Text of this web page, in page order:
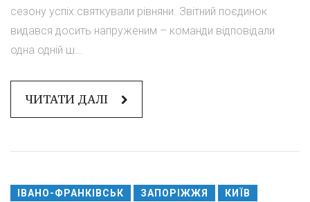
сезону успіх святкували рівняни. Звітний поєдинок
видався досить напруженим – команди відповідали
одна одній ш...
ЧИТАТИ ДАЛІ
ІВАНО-ФРАНКІВСЬК ЗАПОРІЖЖЯ КИЇВ